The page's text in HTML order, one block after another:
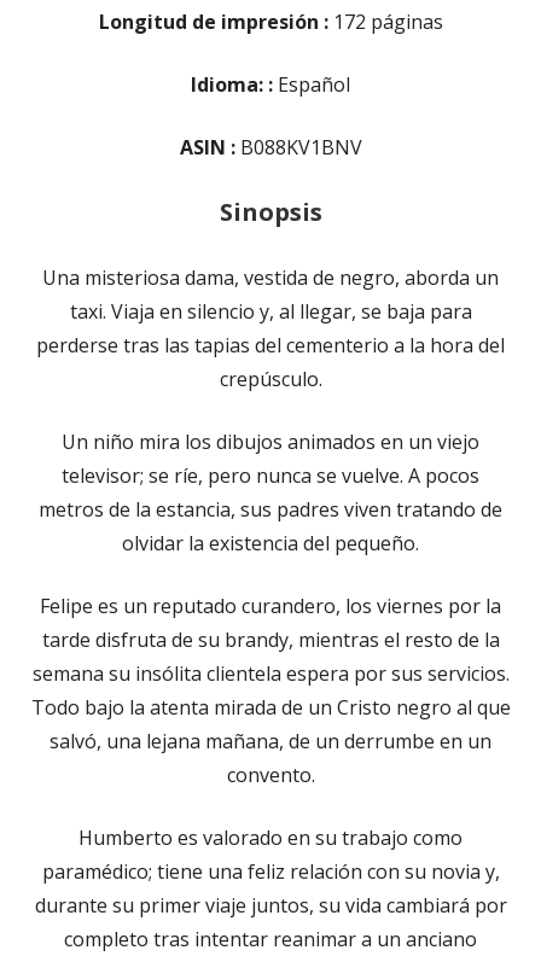
Longitud de impresión : 172 páginas
Idioma: : Español
ASIN : B088KV1BNV
Sinopsis
Una misteriosa dama, vestida de negro, aborda un
taxi. Viaja en silencio y, al llegar, se baja para
perderse tras las tapias del cementerio a la hora del
crepúsculo.
Un niño mira los dibujos animados en un viejo
televisor; se ríe, pero nunca se vuelve. A pocos
metros de la estancia, sus padres viven tratando de
olvidar la existencia del pequeño.
Felipe es un reputado curandero, los viernes por la
tarde disfruta de su brandy, mientras el resto de la
semana su insólita clientela espera por sus servicios.
Todo bajo la atenta mirada de un Cristo negro al que
salvó, una lejana mañana, de un derrumbe en un
convento.
Humberto es valorado en su trabajo como
paramédico; tiene una feliz relación con su novia y,
durante su primer viaje juntos, su vida cambiará por
completo tras intentar reanimar a un anciano